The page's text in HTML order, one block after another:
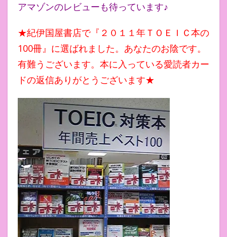
アマゾンのレビューも待っています♪
★紀伊国屋書店で『２０１１年ＴＯＥＩＣ本の
100冊』に選ばれました。あなたのお陰です。
有難うございます。本に入っている愛読者カー
ドの返信ありがとうございます★